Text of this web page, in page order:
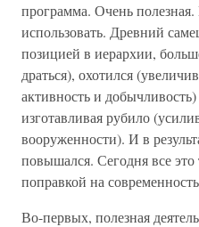
программа. Очень
использовать. Древний
позицией в иерархии,
драться), охотился
активность и
изготавливая рубило
вооруженности). И в
повышался. Сегодня все это
поправкой на
Во-первых, полезная